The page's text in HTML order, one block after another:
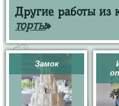
Другие работы из
торты»
Замок